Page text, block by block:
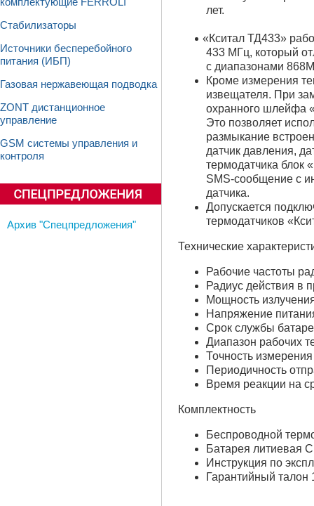
Стабилизаторы
Источники бесперебойного
питания (ИБП)
Газовая нержавеющая подводка
ZONT дистанционное
управление
GSM системы управления и
контроля
Архив "Спецпредложения"
лет.
«Кситал ТД433»
433 МГц, который
с диапазонами
Кроме измерения
извещателя. При
охранного шлейфа
Это позволяет
размыкание
датчик давления,
термодатчика блок «
SMS-сообщение с
датчика.
Допускается
термодатчиков «
Технические
Рабочие частоты
Радиус действия в
Мощность
Напряжение
Срок службы
Диапазон рабочих
Точность
Периодичность
Время реакции на
Комплектность
Беспроводной
Батарея литиевая
Инструкция по
Гарантийный талон